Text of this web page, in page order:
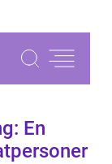
En